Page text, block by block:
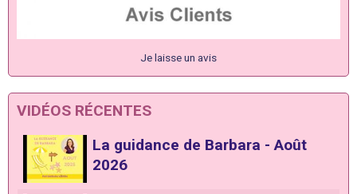
Je laisse un avis
VIDÉOS RÉCENTES
La guidance de Barbara - Août
2026